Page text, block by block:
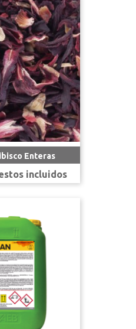
Enteras
incluidos